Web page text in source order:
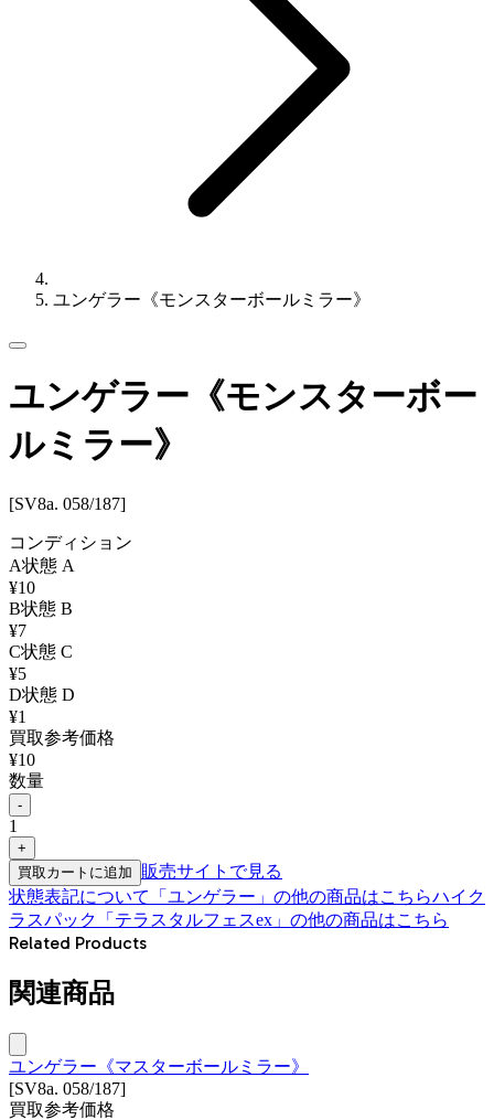
ユンゲラー《モンスターボールミラー》
ユンゲラー《モンスターボー
ルミラー》
[SV8a. 058/187]
コンディション
A状態 A
¥10
B状態 B
¥7
C状態 C
¥5
D状態 D
¥1
買取参考価格
¥10
数量
-
1
+
買取カートに追加
販売サイトで見る
状態表記について
「 ユンゲラー 」の他の商品はこちらハイク
ラスパック「テラスタルフェスex」 の他の商品はこちら
Related Products
関連商品
ユンゲラー《マスターボールミラー》
[SV8a. 058/187]
買取参考価格